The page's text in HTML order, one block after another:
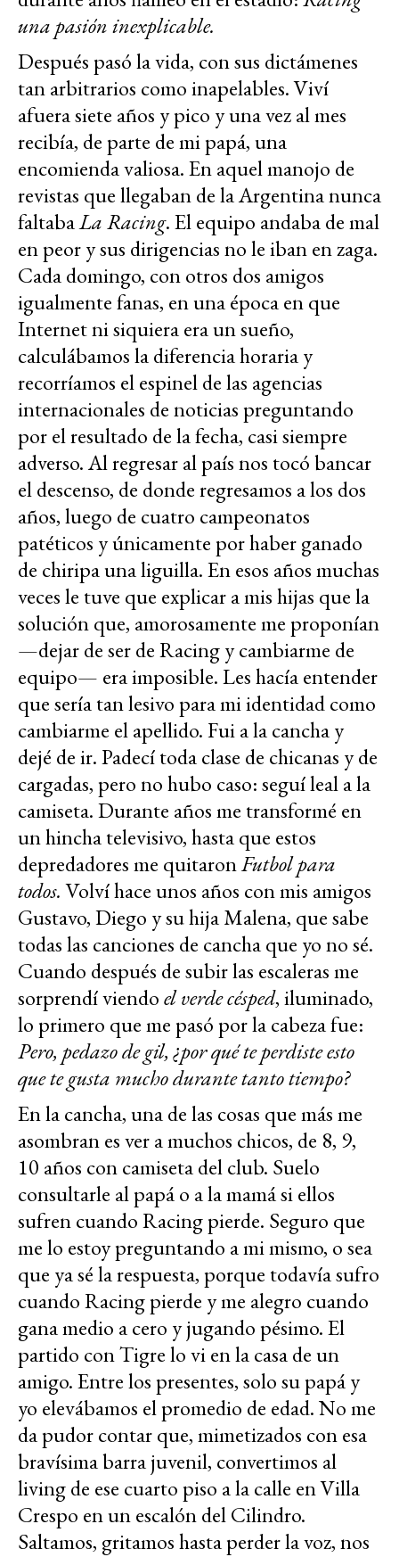
una pasión inexplicable.
Después pasó la vida, con sus dictámenes
tan arbitrarios como inapelables. Viví
afuera siete años y pico y una vez al mes
recibía, de parte de mi papá, una
encomienda valiosa. En aquel manojo de
revistas que llegaban de la Argentina nunca
faltabaLa Racing. El equipo andaba de mal
en peor y sus dirigencias no le iban en zaga.
Cada domingo, con otros dos amigos
igualmente fanas, en una época en que
Internet ni siquiera era un sueño,
calculábamos la diferencia horaria y
recorríamos el espinel de las agencias
internacionales de noticias preguntando
por el resultado de la fecha, casi siempre
adverso. Al regresar al país nos tocó bancar
el descenso, de donde regresamos a los dos
años, luego de cuatro campeonatos
patéticos y únicamente por haber ganado
de chiripa una liguilla. En esos años muchas
veces le tuve que explicar a mis hijas que la
solución que, amorosamente me proponían
—dejar de ser de Racing y cambiarme de
equipo— era imposible. Les hacía entender
que sería tan lesivo para mi identidad como
cambiarme el apellido. Fui a la cancha y
dejé de ir. Padecí toda clase de chicanas y de
cargadas, pero no hubo caso: seguí leal a la
camiseta. Durante años me transformé en
un hincha televisivo, hasta que estos
depredadores me quitaronFutbol para
todos.Volví hace unos años con mis amigos
Gustavo, Diego y su hija Malena, que sabe
todas las canciones de cancha que yo no sé.
Cuando después de subir las escaleras me
sorprendí viendoel verde césped, iluminado,
lo primero que me pasó por la cabeza fue:
Pero, pedazo de gil, ¿por qué te perdiste esto
que te gusta mucho durante tanto tiempo?
En la cancha, una de las cosas que más me
asombran es ver a muchos chicos, de 8, 9,
10 años con camiseta del club. Suelo
consultarle al papá o a la mamá si ellos
sufren cuando Racing pierde. Seguro que
me lo estoy preguntando a mi mismo, o sea
que ya sé la respuesta, porque todavía sufro
cuando Racing pierde y me alegro cuando
gana medio a cero y jugando pésimo. El
partido con Tigre lo vi en la casa de un
amigo. Entre los presentes, solo su papá y
yo elevábamos el promedio de edad. No me
da pudor contar que, mimetizados con esa
bravísima barra juvenil, convertimos al
living de ese cuarto piso a la calle en Villa
Crespo en un escalón del Cilindro.
Saltamos, gritamos hasta perder la voz, nos